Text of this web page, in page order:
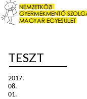
TESZT
2017.
08.
01.